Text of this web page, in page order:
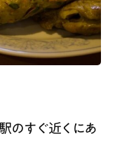
のすぐ近くにあ